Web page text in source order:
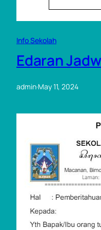
Info Sekolah
Edaran
admin·May 11, 2024